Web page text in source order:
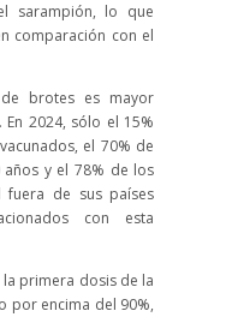
sarampión, lo que
comparación con el
brotes es mayor
2024, sólo el 15%
el 70% de
y el 78% de los
fuera de sus países
con esta
primera dosis de la
por encima del 90%,